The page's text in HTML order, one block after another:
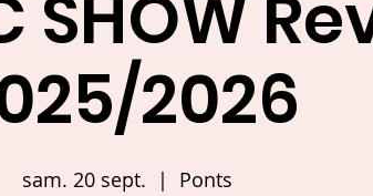
SHOW
2026
sam. 20 sept.
  |
Ponts